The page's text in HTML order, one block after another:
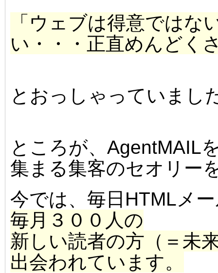
「ウェブは得意では
い・・・正直めんどく
とおっしゃっていまし
ところが、AgentMAIL
集まる集客のセオリー
今では、毎日HTMLメ
毎月３００人の
新しい読者の方（＝未
出会われています。